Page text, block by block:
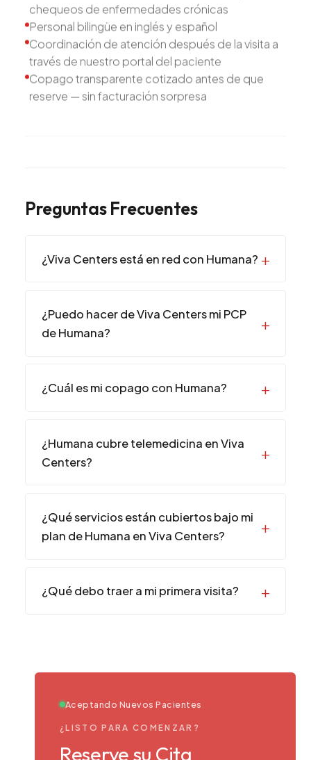
chequeos de enfermedades crónicas
Personal bilingüe en inglés y español
Coordinación de atención después de la visita a
través de nuestro portal del paciente
Copago transparente cotizado antes de que
reserve — sin facturación sorpresa
Preguntas Frecuentes
¿Viva Centers está en red con Humana?
¿Puedo hacer de Viva Centers mi PCP
de Humana?
¿Cuál es mi copago con Humana?
¿Humana cubre telemedicina en Viva
Centers?
¿Qué servicios están cubiertos bajo mi
plan de Humana en Viva Centers?
¿Qué debo traer a mi primera visita?
Aceptando Nuevos Pacientes
¿LISTO PARA COMENZAR?
Reserve su Cita